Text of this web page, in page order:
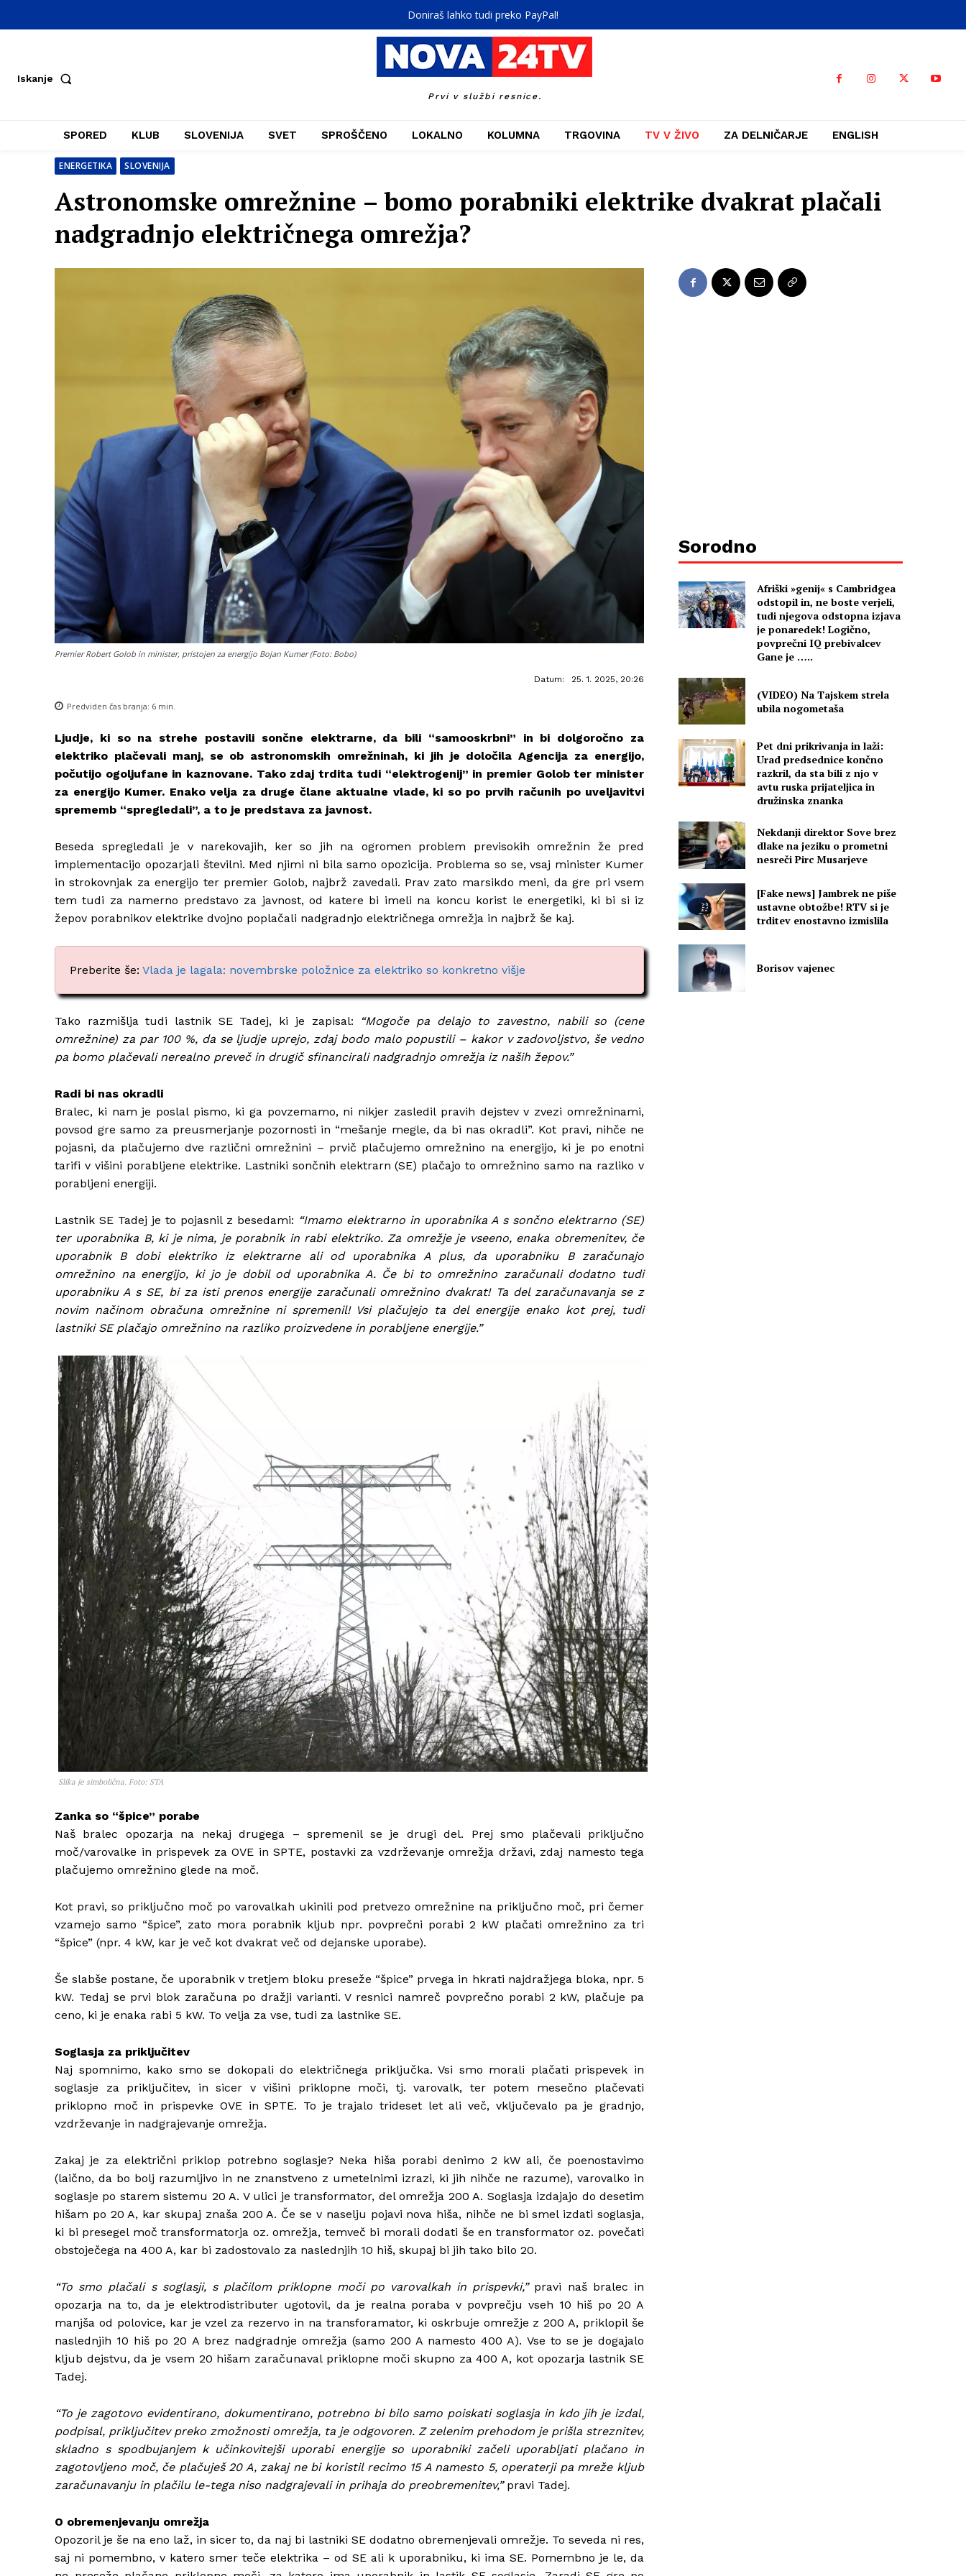
Doniraš lahko tudi preko PayPal!
Iskanje
Prvi v službi resnice.
SPORED KLUB SLOVENIJA SVET SPROŠČENO LOKALNO KOLUMNA TRGOVINA TV V ŽIVO ZA DELNIČARJE ENGLISH
ENERGETIKA SLOVENIJA
Astronomske omrežnine – bomo porabniki elektrike dvakrat plačali
nadgradnjo električnega omrežja?
Premier Robert Golob in minister, pristojen za energijo Bojan Kumer (Foto: Bobo)
Datum: 25. 1. 2025, 20:26
Predviden čas branja: 6 min.
Ljudje, ki so na strehe postavili sončne elektrarne, da bili “samooskrbni” in bi dolgoročno za
elektriko plačevali manj, se ob astronomskih omrežninah, ki jih je določila Agencija za energijo,
počutijo ogoljufane in kaznovane. Tako zdaj trdita tudi “elektrogenij” in premier Golob ter minister
za energijo Kumer. Enako velja za druge člane aktualne vlade, ki so po prvih računih po uveljavitvi
sprememb “spregledali”, a to je predstava za javnost.
Beseda spregledali je v narekovajih, ker so jih na ogromen problem previsokih omrežnin že pred
implementacijo opozarjali številni. Med njimi ni bila samo opozicija. Problema so se, vsaj minister Kumer
in strokovnjak za energijo ter premier Golob, najbrž zavedali. Prav zato marsikdo meni, da gre pri vsem
tem tudi za namerno predstavo za javnost, od katere bi imeli na koncu korist le energetiki, ki bi si iz
žepov porabnikov elektrike dvojno poplačali nadgradnjo električnega omrežja in najbrž še kaj.
Preberite še: Vlada je lagala: novembrske položnice za elektriko so konkretno višje
Tako razmišlja tudi lastnik SE Tadej, ki je zapisal:
“Mogoče pa delajo to zavestno, nabili so (cene
omrežnine) za par 100 %, da se ljudje uprejo, zdaj bodo malo popustili – kakor v zadovoljstvo, še vedno
pa bomo plačevali nerealno preveč in drugič sfinancirali nadgradnjo omrežja iz naših žepov.”
Radi bi nas okradli
Bralec, ki nam je poslal pismo, ki ga povzemamo, ni nikjer zasledil pravih dejstev v zvezi omrežninami,
povsod gre samo za preusmerjanje pozornosti in “mešanje megle, da bi nas okradli”. Kot pravi, nihče ne
pojasni, da plačujemo dve različni omrežnini – prvič plačujemo omrežnino na energijo, ki je po enotni
tarifi v višini porabljene elektrike. Lastniki sončnih elektrarn (SE) plačajo to omrežnino samo na razliko v
porabljeni energiji.
Lastnik SE Tadej je to pojasnil z besedami: “Imamo elektrarno in uporabnika A s sončno elektrarno (SE)
ter uporabnika B, ki je nima, je porabnik in rabi elektriko. Za omrežje je vseeno, enaka obremenitev, če
uporabnik B dobi elektriko iz elektrarne ali od uporabnika A plus, da uporabniku B zaračunajo
omrežnino na energijo, ki jo je dobil od uporabnika A. Če bi to omrežnino zaračunali dodatno tudi
uporabniku A s SE, bi za isti prenos energije zaračunali omrežnino dvakrat! Ta del zaračunavanja se z
novim načinom obračuna omrežnine ni spremenil! Vsi plačujejo ta del energije enako kot prej, tudi
lastniki SE plačajo omrežnino na razliko proizvedene in porabljene energije.”
Slika je simbolična. Foto: STA
Zanka so “špice” porabe
Naš bralec opozarja na nekaj drugega – spremenil se je drugi del. Prej smo plačevali priključno
moč/varovalke in prispevek za OVE in SPTE, postavki za vzdrževanje omrežja državi, zdaj namesto tega
plačujemo omrežnino glede na moč.
Kot pravi, so priključno moč po varovalkah ukinili pod pretvezo omrežnine na priključno moč, pri čemer
vzamejo samo “špice”, zato mora porabnik kljub npr. povprečni porabi 2 kW plačati omrežnino za tri
“špice” (npr. 4 kW, kar je več kot dvakrat več od dejanske uporabe).
Še slabše postane, če uporabnik v tretjem bloku preseže “špice” prvega in hkrati najdražjega bloka, npr. 5
kW. Tedaj se prvi blok zaračuna po dražji varianti. V resnici namreč povprečno porabi 2 kW, plačuje pa
ceno, ki je enaka rabi 5 kW. To velja za vse, tudi za lastnike SE.
Soglasja za priključitev
Naj spomnimo, kako smo se dokopali do električnega priključka. Vsi smo morali plačati prispevek in
soglasje za priključitev, in sicer v višini priklopne moči, tj. varovalk, ter potem mesečno plačevati
priklopno moč in prispevke OVE in SPTE. To je trajalo trideset let ali več, vključevalo pa je gradnjo,
vzdrževanje in nadgrajevanje omrežja.
Zakaj je za električni priklop potrebno soglasje? Neka hiša porabi denimo 2 kW ali, če poenostavimo
(laično, da bo bolj razumljivo in ne znanstveno z umetelnimi izrazi, ki jih nihče ne razume), varovalko in
soglasje po starem sistemu 20 A. V ulici je transformator, del omrežja 200 A. Soglasja izdajajo do desetim
hišam po 20 A, kar skupaj znaša 200 A. Če se v naselju pojavi nova hiša, nihče ne bi smel izdati soglasja,
ki bi presegel moč transformatorja oz. omrežja, temveč bi morali dodati še en transformator oz. povečati
obstoječega na 400 A, kar bi zadostovalo za naslednjih 10 hiš, skupaj bi jih tako bilo 20.
“To smo plačali s soglasji, s plačilom priklopne moči po varovalkah in prispevki,”pravi naš bralec in
opozarja na to, da je elektrodistributer ugotovil, da je realna poraba v povprečju vseh 10 hiš po 20 A
manjša od polovice, kar je vzel za rezervo in na transforamator, ki oskrbuje omrežje z 200 A, priklopil še
naslednjih 10 hiš po 20 A brez nadgradnje omrežja (samo 200 A namesto 400 A). Vse to se je dogajalo
kljub dejstvu, da je vsem 20 hišam zaračunaval priklopne moči skupno za 400 A, kot opozarja lastnik SE
Tadej.
“To je zagotovo evidentirano, dokumentirano, potrebno bi bilo samo poiskati soglasja in kdo jih je izdal,
podpisal, priključitev preko zmožnosti omrežja, ta je odgovoren. Z zelenim prehodom je prišla streznitev,
skladno s spodbujanjem k učinkovitejši uporabi energije so uporabniki začeli uporabljati plačano in
zagotovljeno moč, če plačuješ 20 A, zakaj ne bi koristil recimo 15 A namesto 5, operaterji pa mreže kljub
zaračunavanju in plačilu le-tega niso nadgrajevali in prihaja do preobremenitev,”pravi Tadej.
O obremenjevanju omrežja
Opozoril je še na eno laž, in sicer to, da naj bi lastniki SE dodatno obremenjevali omrežje. To seveda ni res,
saj ni pomembno, v katero smer teče elektrika – od SE ali k uporabniku, ki ima SE. Pomembno je le, da
Sorodno
Afriški »genij« s Cambridgea
odstopil in, ne boste verjeli,
tudi njegova odstopna izjava
je ponaredek! Logično,
povprečni IQ prebivalcev
Gane je …..
(VIDEO) Na Tajskem strela
ubila nogometaša
Pet dni prikrivanja in laži:
Urad predsednice končno
razkril, da sta bili z njo v
avtu ruska prijateljica in
družinska znanka
Nekdanji direktor Sove brez
dlake na jeziku o prometni
nesreči Pirc Musarjeve
[Fake news] Jambrek ne piše
ustavne obtožbe! RTV si je
trditev enostavno izmislila
Borisov vajenec